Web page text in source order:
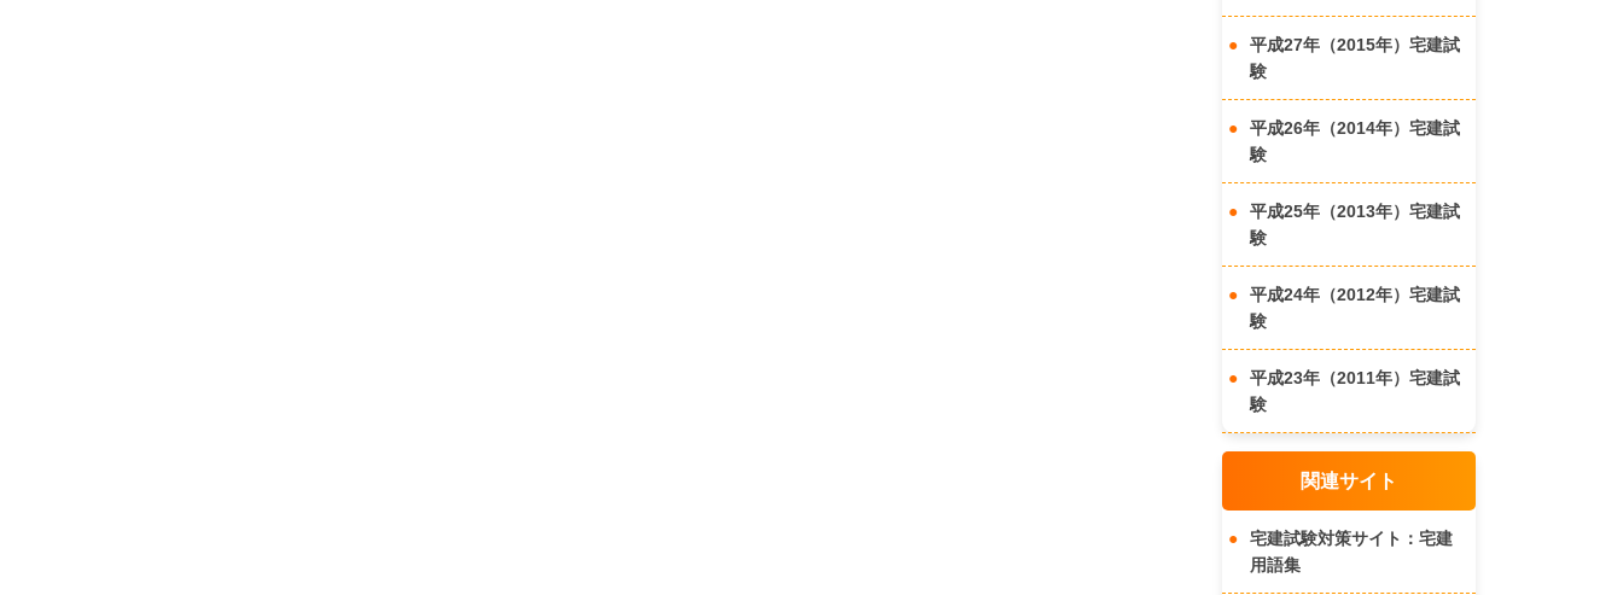
平成27年（2015年）宅建試
験
平成26年（2014年）宅建試
験
平成25年（2013年）宅建試
験
平成24年（2012年）宅建試
験
平成23年（2011年）宅建試
験
関連サイト
宅建試験対策サイト：宅建
用語集